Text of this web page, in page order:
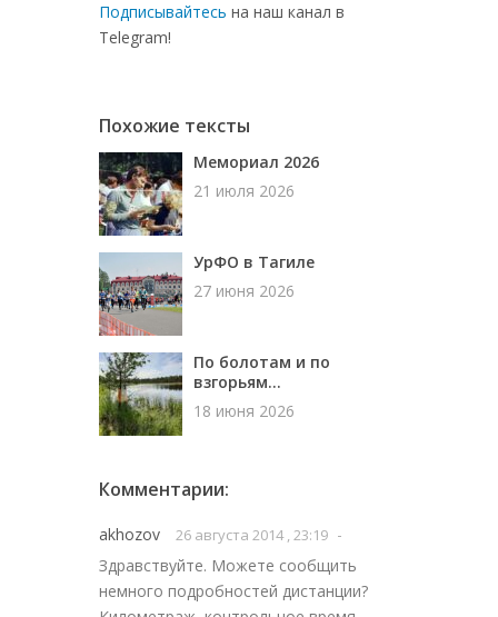
Подписывайтесь на наш канал в
Telegram!
Похожие тексты
Мемориал 2026
21 июля 2026
УрФО в Тагиле
27 июня 2026
По болотам и по
взгорьям...
18 июня 2026
Комментарии:
akhozov 26 августа 2014 , 23:19 -
Здравствуйте. Можете сообщить
немного подробностей дистанции?